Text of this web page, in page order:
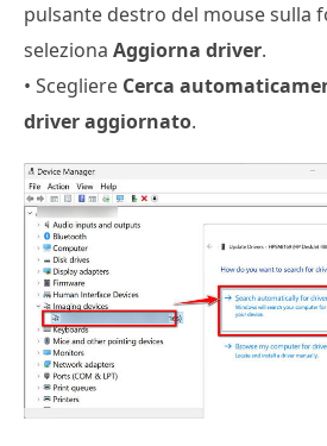
pulsante destro del mouse sulla
seleziona Aggiorna driver.
• Scegliere Cerca
driver aggiornato.